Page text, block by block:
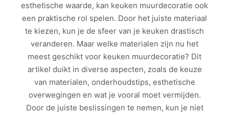
esthetische waarde, kan keuken muurdecoratie ook
een praktische rol spelen. Door het juiste materiaal
te kiezen, kun je de sfeer van je keuken drastisch
veranderen. Maar welke materialen zijn nu het
meest geschikt voor keuken muurdecoratie? Dit
artikel duikt in diverse aspecten, zoals de keuze
van materialen, onderhoudstips, esthetische
overwegingen en wat je vooral moet vermijden.
Door de juiste beslissingen te nemen, kun je niet